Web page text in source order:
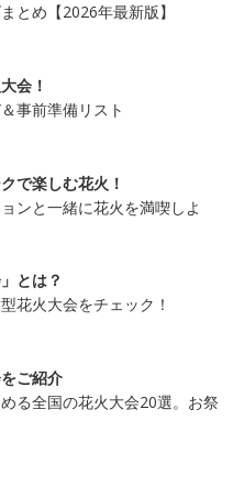
とめ【2026年最新版】
会！
事前準備リスト
で楽しむ花火！
ンと一緒に花火を満喫しよ
とは？
花火大会をチェック！
ご紹介
る全国の花火大会20選。お祭